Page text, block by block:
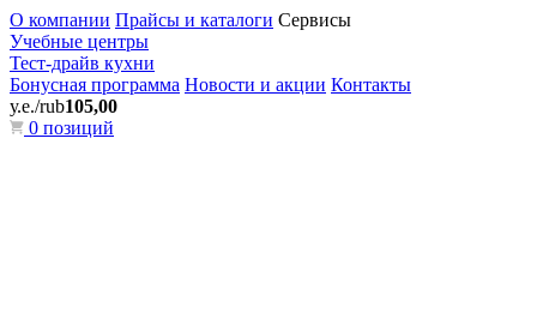
О компании Прайсы и каталоги Сервисы
Учебные центры
Тест-драйв кухни
Бонусная программа Новости и акции Контакты
у.е./rub105,00
0 позиций